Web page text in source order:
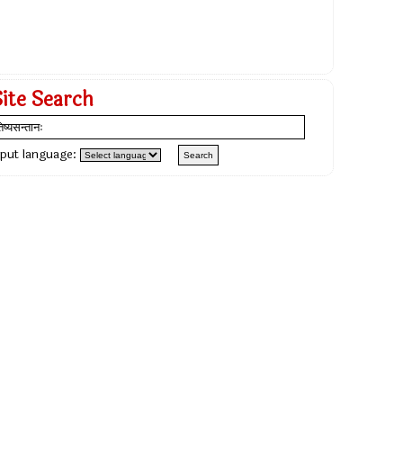
Search
language: